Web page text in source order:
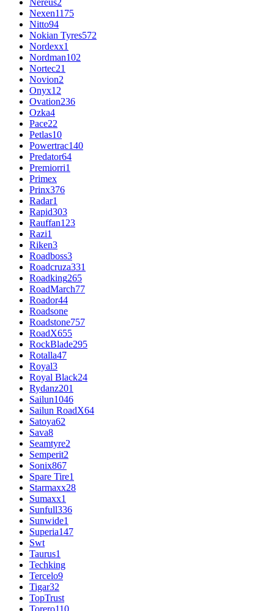
Nexen1175
Nitto94
Nokian Tyres572
Nordexx1
Nordman102
Nortec21
Novion2
Onyx12
Ovation236
Ozka4
Pace22
Petlas10
Powertrac140
Predator64
Premiorri1
Primex
Prinx376
Radar1
Rapid303
Rauffan123
Razi1
Riken3
Roadboss3
Roadcruza331
Roadking265
RoadMarch77
Roador44
Roadsone
Roadstone757
RoadX655
RockBlade295
Rotalla47
Royal3
Royal Black24
Rydanz201
Sailun1046
Sailun RoadX64
Satoya62
Sava8
Seamtyre2
Semperit2
Sonix867
Spare Tire1
Starmaxx28
Sumaxx1
Sunfull336
Sunwide1
Superia147
Swt
Taurus1
Techking
Tercelo9
Tigar32
TopTrust
Torero110